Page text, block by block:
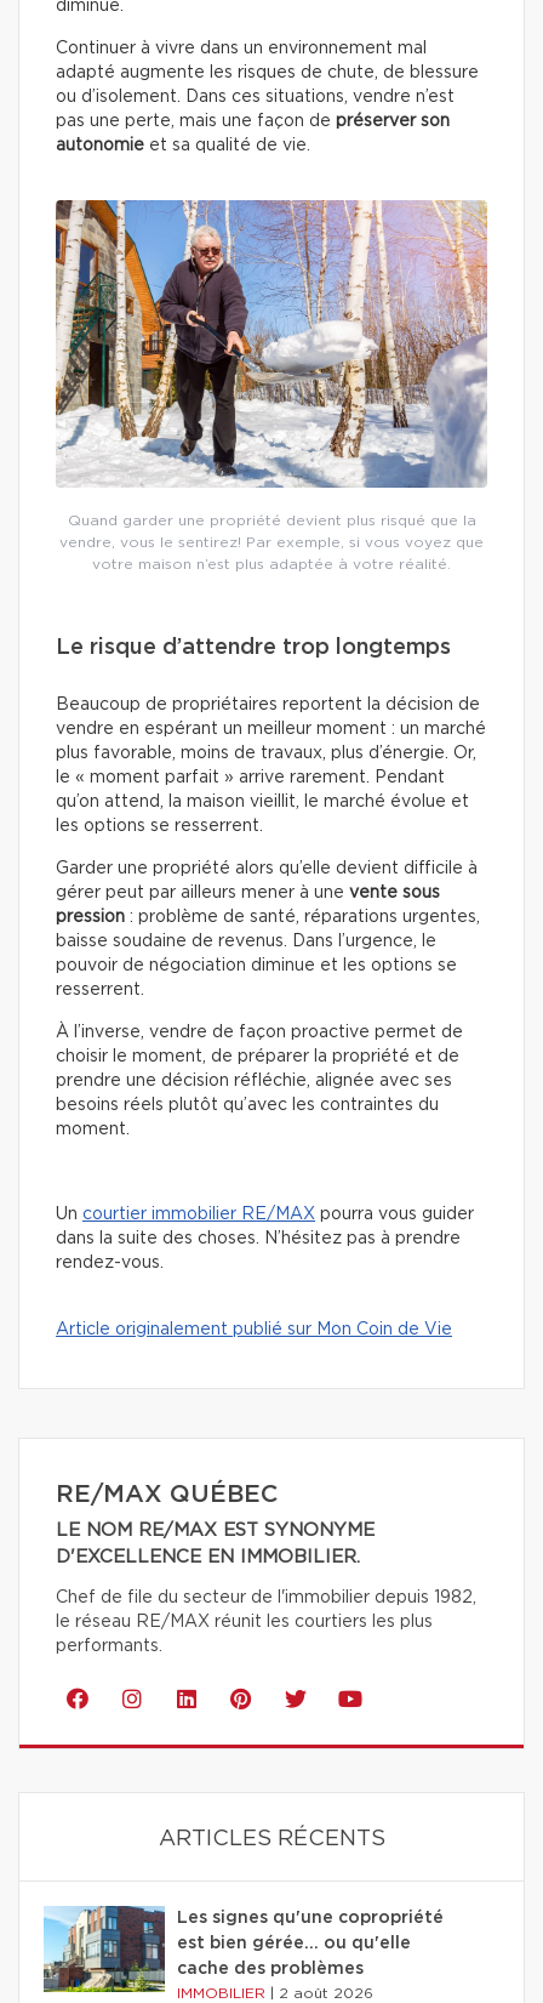
diminue.
Continuer à vivre dans un environnement mal
adapté augmente les risques de chute, de blessure
ou d’isolement. Dans ces situations, vendre n’est
pas une perte, mais une façon de préserver son
autonomie et sa qualité de vie.
Quand garder une propriété devient plus risqué que la
vendre, vous le sentirez! Par exemple, si vous voyez que
votre maison n’est plus adaptée à votre réalité.
Le risque d’attendre trop longtemps
Beaucoup de propriétaires reportent la décision de
vendre en espérant un meilleur moment : un marché
plus favorable, moins de travaux, plus d’énergie. Or,
le « moment parfait » arrive rarement. Pendant
qu’on attend, la maison vieillit, le marché évolue et
les options se resserrent.
Garder une propriété alors qu’elle devient difficile à
gérer peut par ailleurs mener à une vente sous
pression : problème de santé, réparations urgentes,
baisse soudaine de revenus. Dans l’urgence, le
pouvoir de négociation diminue et les options se
resserrent.
À l’inverse, vendre de façon proactive permet de
choisir le moment, de préparer la propriété et de
prendre une décision réfléchie, alignée avec ses
besoins réels plutôt qu’avec les contraintes du
moment.
Un courtier immobilier RE/MAX pourra vous guider
dans la suite des choses. N’hésitez pas à prendre
rendez-vous.
Article originalement publié sur Mon Coin de Vie
RE/MAX QUÉBEC
LE NOM RE/MAX EST SYNONYME
D'EXCELLENCE EN IMMOBILIER.
Chef de file du secteur de l'immobilier depuis 1982,
le réseau RE/MAX réunit les courtiers les plus
performants.
ARTICLES RÉCENTS
Les signes qu'une copropriété
est bien gérée… ou qu'elle
cache des problèmes
IMMOBILIER 2 août 2026